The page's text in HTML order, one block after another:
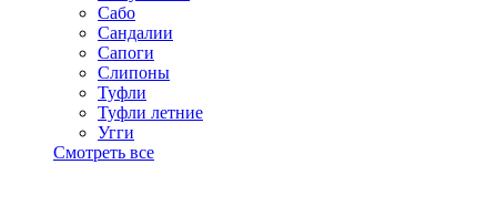
Сабо
Сандалии
Сапоги
Слипоны
Туфли
Туфли летние
Угги
Смотреть все